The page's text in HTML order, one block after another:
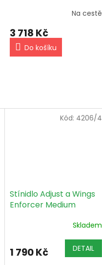
Na cestě
3 718 Kč
Do košíku
Stínidlo Adjust a Wings
Enforcer Medium
Skladem
1 790 Kč DETAIL
Kód: 4206/4